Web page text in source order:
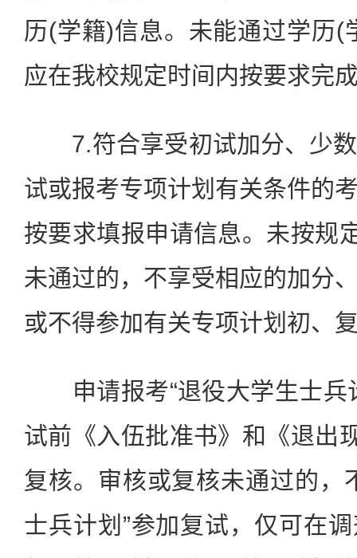
历(学籍)信息。未能通过学历(
应在我校规定时间内按要求完
7.符合享受初试加分、少数
试或报考专项计划有关条件的
按要求填报申请信息。未按规
未通过的，不享受相应的加分
或不得参加有关专项计划初、
申请报考“退役大学生士兵
试前《入伍批准书》和《退出
复核。审核或复核未通过的，
士兵计划”参加复试，仅可在